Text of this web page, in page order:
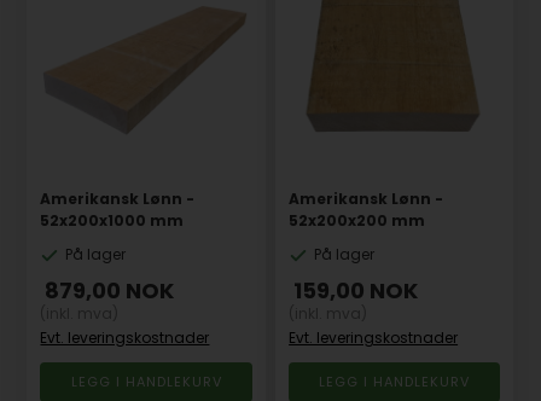
Amerikansk Lønn -
52x200x1000 mm
På lager
879,00 NOK
Evt. leveringskostnader
Amerikansk Lønn -
52x200x200 mm
På lager
159,00 NOK
Evt. leveringskostnader